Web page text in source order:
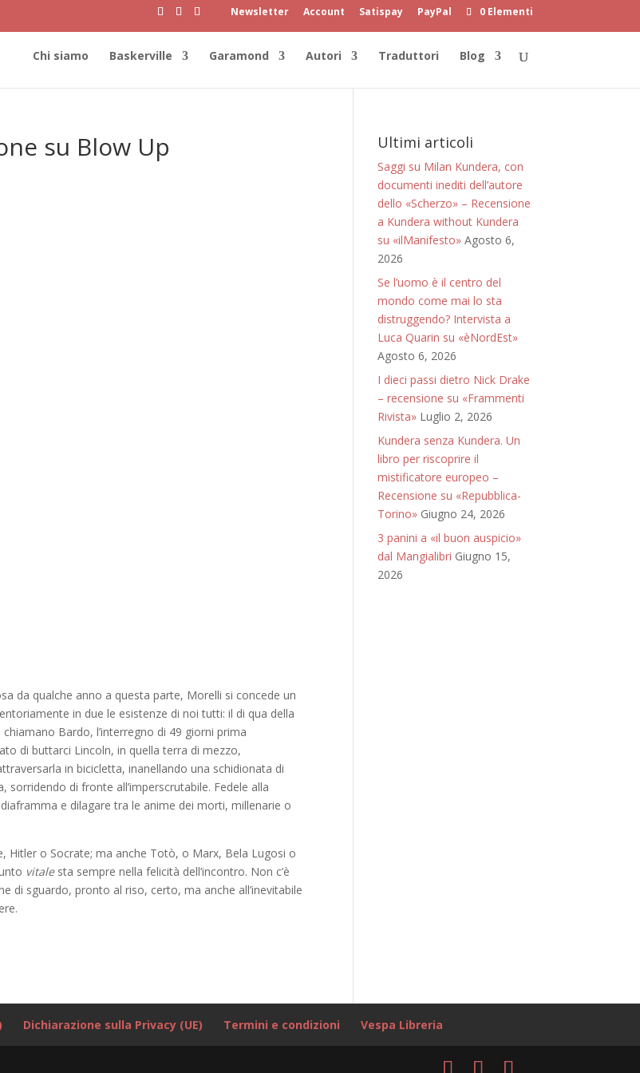
Newsletter Account Satispay PayPal 0 Elementi
Chi siamo Baskerville Garamond Autori Traduttori Blog
su Blow Up
da qualche anno a questa parte, Morelli si concede un
in due le esistenze di noi tutti: il di qua della
Bardo, l’interregno di 49 giorni prima
di buttarci Lincoln, in quella terra di mezzo,
in bicicletta, inanellando una schidionata di
di fronte all’imperscrutabile. Fedele alla
e dilagare tra le anime dei morti, millenarie o
Hitler o Socrate; ma anche Totò, o Marx, Bela Lugosi o
vitalesta sempre nella felicità dell’incontro. Non c’è
di sguardo, pronto al riso, certo, ma anche all’inevitabile
Ultimi articoli
Saggi su Milan Kundera, con
documenti inediti dell’autore
dello «Scherzo» – Recensione
a Kundera without Kundera
su «ilManifesto» Agosto 6,
2026
Se l’uomo è il centro del
mondo come mai lo sta
distruggendo? Intervista a
Luca Quarin su «èNordEst»
Agosto 6, 2026
I dieci passi dietro Nick Drake
– recensione su «Frammenti
Rivista» Luglio 2, 2026
Kundera senza Kundera. Un
libro per riscoprire il
mistificatore europeo –
Recensione su «Repubblica-
Torino» Giugno 24, 2026
3 panini a «il buon auspicio»
dal Mangialibri Giugno 15,
2026
Dichiarazione sulla Privacy (UE) Termini e condizioni Vespa Libreria